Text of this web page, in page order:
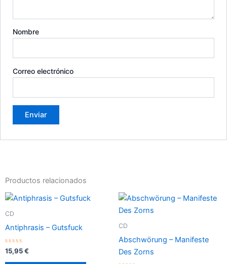
Nombre
Correo electrónico
Productos relacionados
CD
Antiphrasis – Gutsfuck
Valorado
con
0
15,95€
CD
Abschwörung – Manifeste
Des Zorns